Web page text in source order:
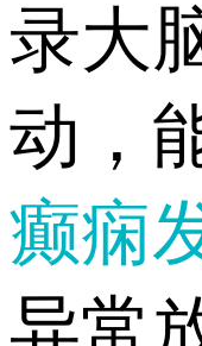
录大
动，
癫痫
异常